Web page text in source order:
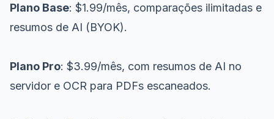
Plano Base: $1.99/mês, comparações ilimitadas e
resumos de AI (BYOK).
Plano Pro: $3.99/mês, com resumos de AI no
servidor e OCR para PDFs escaneados.